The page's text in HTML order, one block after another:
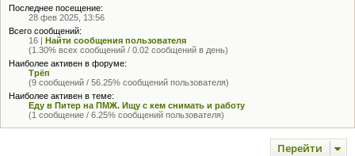
Последнее посещение:
28 фев 2025, 13:56
Всего сообщений:
16 | Найти сообщения пользователя
(1.30% всех сообщений / 0.02 сообщений в день)
Наиболее активен в форуме:
Трёп
(9 сообщений / 56.25% сообщений пользователя)
Наиболее активен в теме:
Еду в Питер на ПМЖ. Ищу с кем снимать и работу
(1 сообщение / 6.25% сообщений пользователя)
Перейти